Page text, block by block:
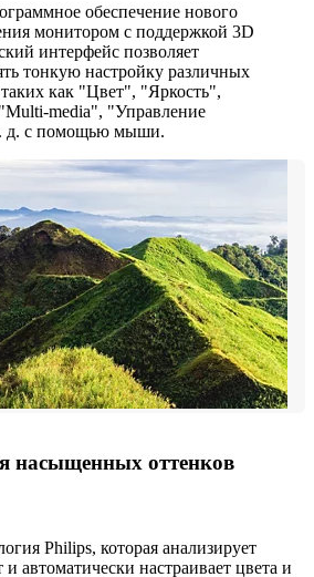
обеспечение нового
монитором с поддержкой 3D
интерфейс позволяет
тонкую настройку различных
как "Цвет", "Яркость",
media", "Управление
д. с помощью мыши.
насыщенных оттенков
Philips, которая анализирует
автоматически настраивает цвета и